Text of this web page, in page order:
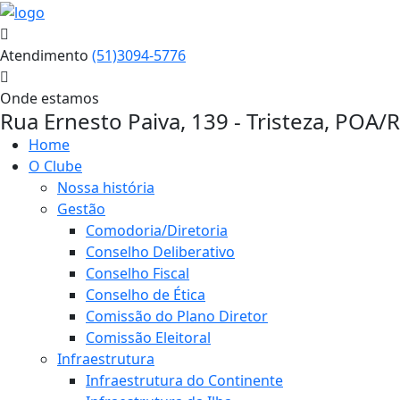
Atendimento (51)3094-5776
Onde estamos
Rua Ernesto Paiva, 139 - Tristeza, POA/
Home
O Clube
Nossa história
Gestão
Comodoria/Diretoria
Conselho Deliberativo
Conselho Fiscal
Conselho de Ética
Comissão do Plano Diretor
Comissão Eleitoral
Infraestrutura
Infraestrutura do Continente